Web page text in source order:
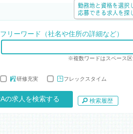
フリーワード（社名や住所の詳細など）
※複数ワードはスペース区
研修充実 フレックスタイム
検索履歴